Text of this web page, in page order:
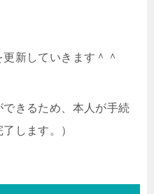
新していきます＾＾
できるため、本人が手続
します。）